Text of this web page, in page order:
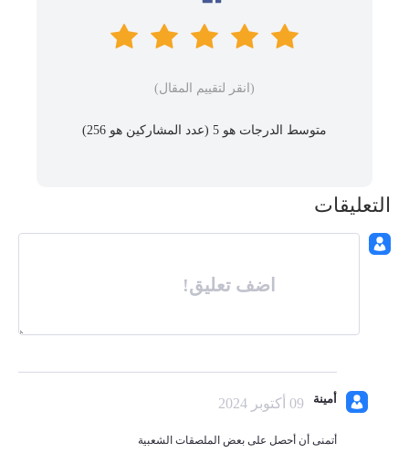
(انقر لتقييم المقال)
متوسط ​​الدرجات هو 5 (عدد المشاركين هو 256
)
التعليقات
اضف تعليق!
أمينة 09 أكتوبر 2024
أتمنى أن أحصل على بعض الملصقات الشعبية